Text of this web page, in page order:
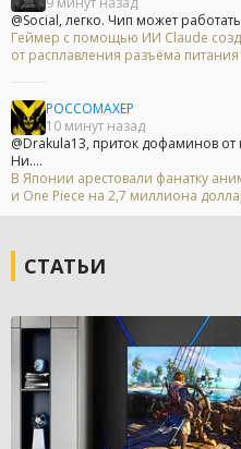
@Social, легко. Чип может
Геймер с помощью ИИ Claude
от расплавления разъёма питания
POCCOMAXEP
10 минут назад
@Drakula13, приток дофаминов
Ни....
В Японии арестовали фанатку
и One Piece на 2,7 миллиона
СТАТЬИ